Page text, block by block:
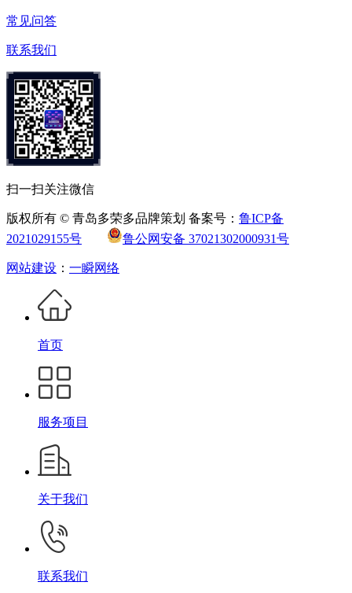
常见问答
联系我们
扫一扫关注微信
版权所有 © 青岛多荣多品牌策划 备案号： 鲁ICP备
2021029155号
鲁公网安备 37021302000931号
网站建设 ： 一瞬网络
首页
服务项目
关于我们
联系我们